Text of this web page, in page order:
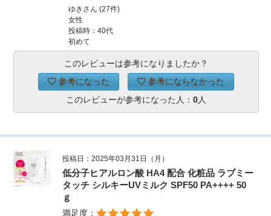
ゆきさん (27件)
女性
投稿時：40代
初めて
このレビューは参考になりましたか？
参考になった
参考にならなかった
このレビューが参考になった人： 0人
投稿日：2025年03月31日（月）
低分子ヒアルロン酸 HA4 配合 化粧品 ラブミー
タッチ シルキーUVミルク SPF50 PA++++ 50
ｇ
満足度：